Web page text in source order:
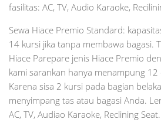
fasilitas: AC, TV, Audio Karaoke,
Sewa Hiace Premio Standard:
14 kursi jika tanpa membawa bagasi.
Hiace Parepare jenis Hiace Premio
kami sarankan hanya menampung
Karena sisa 2 kursi pada bagian
menyimpang tas atau bagasi Anda.
AC, TV, Audiao Karaoke, Reclining Seat.